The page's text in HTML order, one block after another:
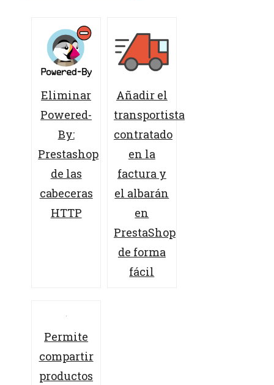
Eliminar
Powered-
By:
Prestashop
de las
cabeceras
HTTP
Añadir el
transportista
contratado
en la
factura y
el albarán
en
PrestaShop
de forma
fácil
Permite
compartir
productos